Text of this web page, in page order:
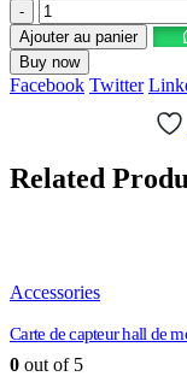
-
Ajouter au panier
Buy now
Facebook Twitter
Related
Accessories
Carte de capteur hall de
0 out of 5